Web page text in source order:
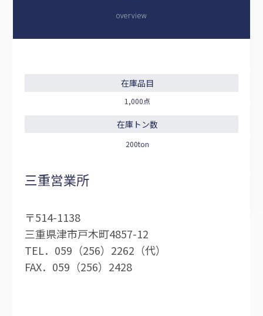
overview
在庫品目
1,000点
在庫トン数
200ton
三重営業所
〒514-1138
三重県津市戸木町4857-12
TEL．059（256）2262（代）
FAX．059（256）2428